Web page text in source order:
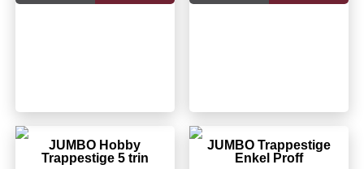
JUMBO Hobby
Trappestige 5 trin
JUMBO Trappestige
Enkel Proff